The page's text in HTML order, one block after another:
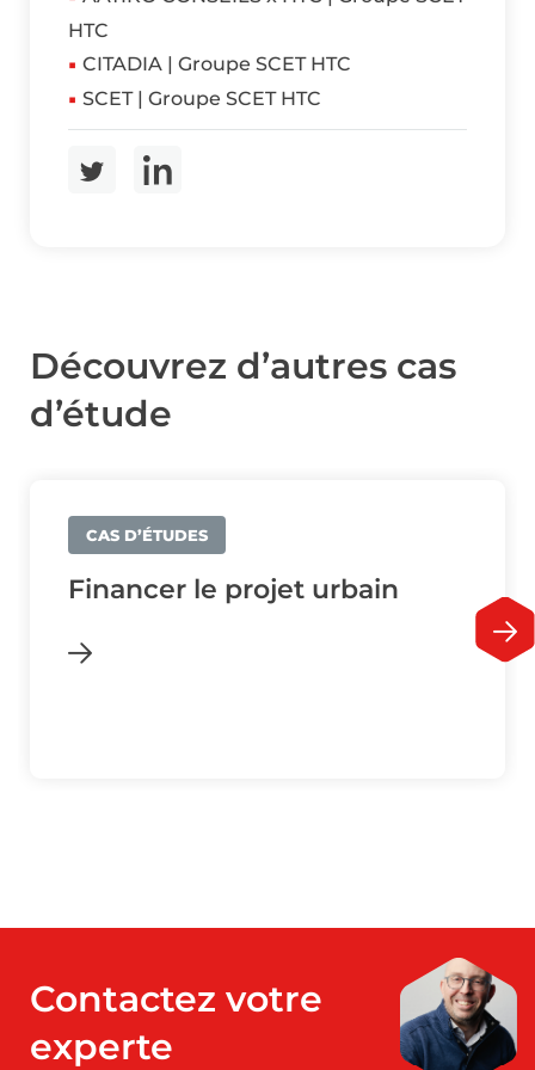
HTC
CITADIA | Groupe SCET HTC
SCET | Groupe SCET HTC
Découvrez d’autres cas
d’étude
CAS D’ÉTUDES
Financer le projet urbain
Contactez votre
experte